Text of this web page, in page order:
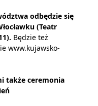
odbędzie się
(Teatr
Będzie też
www.kujawsko-
także ceremonia